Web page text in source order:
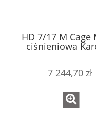
HD 7/17 M Cage
ciśnieniowa
7 244,70 zł